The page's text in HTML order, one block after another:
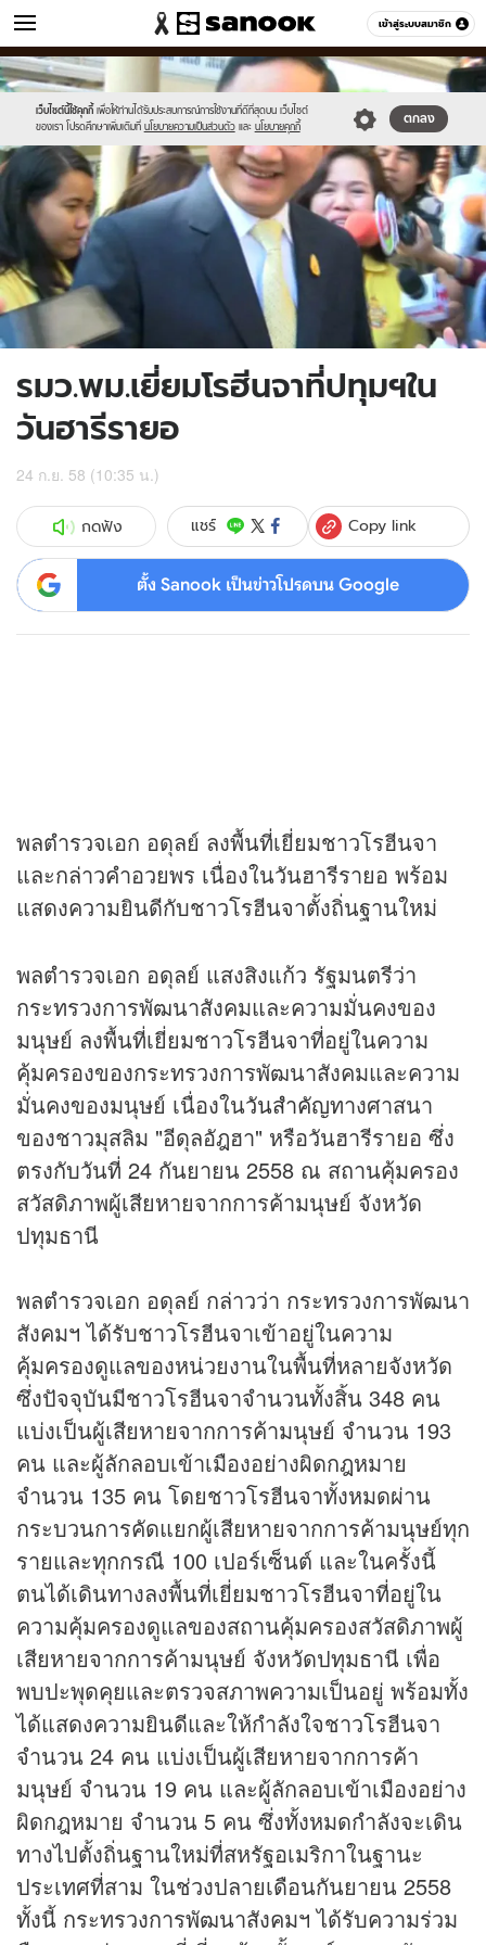
เข้าสู่ระบบสมาชิก
ข่าว หมวดอื่นๆ
เว็บไซต์นี้ใช้คุกกี้ เพื่อให้ท่านได้รับประสบการณ์การใช้งานที่ดีที่สุดบน เว็บไซต์
ของเรา โปรดศึกษาเพิ่มเติมที่ นโยบายความเป็นส่วนตัว และ นโยบายคุกกี้
ตกลง
Sanook
//s.isanook.com/sr/0/images/logo-
new-
sanook.png
600
60
//s.isanook.com/ns/0/ud/374/1870934/647994-
01.jpg
รมว.พม.เยี่ยมโรฮีนจาที่ปทุมฯใน
วันฮารีรายอ
24 ก.ย. 58 (10:35 น.)
กดฟัง แชร์ Copy link
ตั้ง Sanook เป็นข่าวโปรดบน Google
พลตำรวจเอก อดุลย์ ลงพื้นที่เยี่ยมชาวโรฮีนจา
และกล่าวคำอวยพร เนื่องในวันฮารีรายอ พร้อม
แสดงความยินดีกับชาวโรฮีนจาตั้งถิ่นฐานใหม่
พลตำรวจเอก อดุลย์ แสงสิงแก้ว รัฐมนตรีว่า
กระทรวงการพัฒนาสังคมและความมั่นคงของ
มนุษย์ ลงพื้นที่เยี่ยมชาวโรฮีนจาที่อยู่ในความ
คุ้มครองของกระทรวงการพัฒนาสังคมและความ
มั่นคงของมนุษย์ เนื่องในวันสำคัญทางศาสนา
ของชาวมุสลิม "อีดุลอัฎฮา" หรือวันฮารีรายอ ซึ่ง
ตรงกับวันที่ 24 กันยายน 2558 ณ สถานคุ้มครอง
สวัสดิภาพผู้เสียหายจากการค้ามนุษย์ จังหวัด
ปทุมธานี
พลตำรวจเอก อดุลย์ กล่าวว่า กระทรวงการพัฒนา
สังคมฯ ได้รับชาวโรฮีนจาเข้าอยู่ในความ
คุ้มครองดูแลของหน่วยงานในพื้นที่หลายจังหวัด
ซึ่งปัจจุบันมีชาวโรฮีนจาจำนวนทั้งสิ้น 348 คน
แบ่งเป็นผู้เสียหายจากการค้ามนุษย์ จำนวน 193
คน และผู้ลักลอบเข้าเมืองอย่างผิดกฎหมาย
จำนวน 135 คน โดยชาวโรฮีนจาทั้งหมดผ่าน
กระบวนการคัดแยกผู้เสียหายจากการค้ามนุษย์ทุก
รายและทุกกรณี 100 เปอร์เซ็นต์ และในครั้งนี้
ตนได้เดินทางลงพื้นที่เยี่ยมชาวโรฮีนจาที่อยู่ใน
ความคุ้มครองดูแลของสถานคุ้มครองสวัสดิภาพผู้
เสียหายจากการค้ามนุษย์ จังหวัดปทุมธานี เพื่อ
พบปะพุดคุยและตรวจสภาพความเป็นอยู่ พร้อมทั้ง
ได้แสดงความยินดีและให้กำลังใจชาวโรฮีนจา
จำนวน 24 คน แบ่งเป็นผู้เสียหายจากการค้า
มนุษย์ จำนวน 19 คน และผู้ลักลอบเข้าเมืองอย่าง
ผิดกฎหมาย จำนวน 5 คน ซึ่งทั้งหมดกำลังจะเดิน
ทางไปตั้งถิ่นฐานใหม่ที่สหรัฐอเมริกาในฐานะ
ประเทศที่สาม ในช่วงปลายเดือนกันยายน 2558
ทั้งนี้ กระทรวงการพัฒนาสังคมฯ ได้รับความร่วม